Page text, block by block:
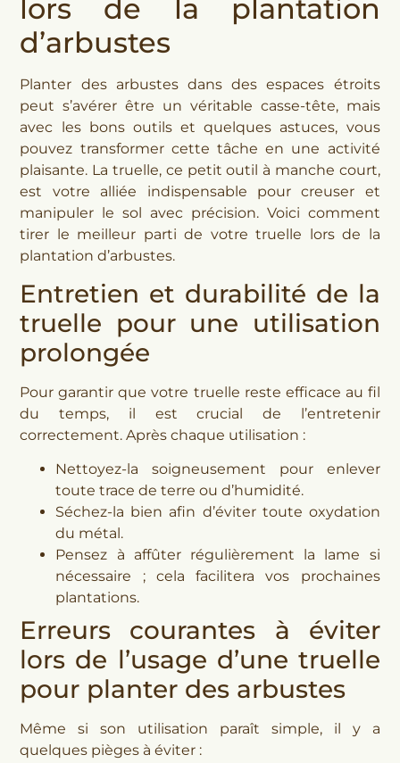
lors de la plantation
d’arbustes
Planter des arbustes dans des espaces étroits
peut s’avérer être un véritable casse-tête, mais
avec les bons outils et quelques astuces, vous
pouvez transformer cette tâche en une activité
plaisante. La truelle, ce petit outil à manche court,
est votre alliée indispensable pour creuser et
manipuler le sol avec précision. Voici comment
tirer le meilleur parti de votre truelle lors de la
plantation d’arbustes.
Entretien et durabilité de la
truelle pour une utilisation
prolongée
Pour garantir que votre truelle reste efficace au fil
du temps, il est crucial de l’entretenir
correctement. Après chaque utilisation :
Nettoyez-la soigneusement pour enlever
toute trace de terre ou d’humidité.
Séchez-la bien afin d’éviter toute oxydation
du métal.
Pensez à affûter régulièrement la lame si
nécessaire ; cela facilitera vos prochaines
plantations.
Erreurs courantes à éviter
lors de l’usage d’une truelle
pour planter des arbustes
Même si son utilisation paraît simple, il y a
quelques pièges à éviter :